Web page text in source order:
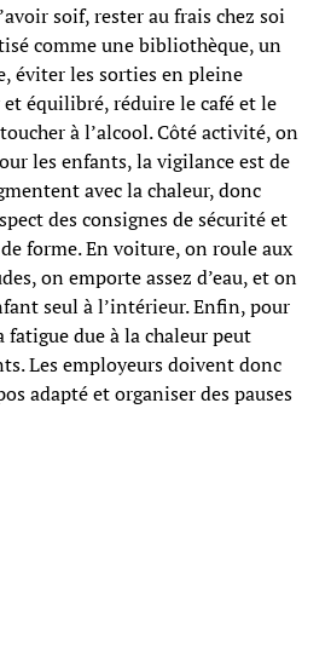
soif, rester au frais chez soi
comme une bibliothèque, un
éviter les sorties en pleine
équilibré, réduire le café et le
à l’alcool. Côté activité, on
les enfants, la vigilance est de
avec la chaleur, donc
des consignes de sécurité et
forme. En voiture, on roule aux
on emporte assez d’eau, et on
seul à l’intérieur. Enfin, pour
due à la chaleur peut
Les employeurs doivent donc
adapté et organiser des pauses